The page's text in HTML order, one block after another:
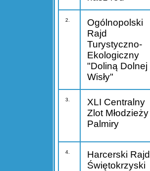
2.
Ogólnopolski
Rajd
Turystyczno-
Ekologiczny
"Doliną Dolnej
Wisły"
3.
XLI Centralny
Zlot Młodzieży
Palmiry
4.
Harcerski Rajd
Świętokrzyski